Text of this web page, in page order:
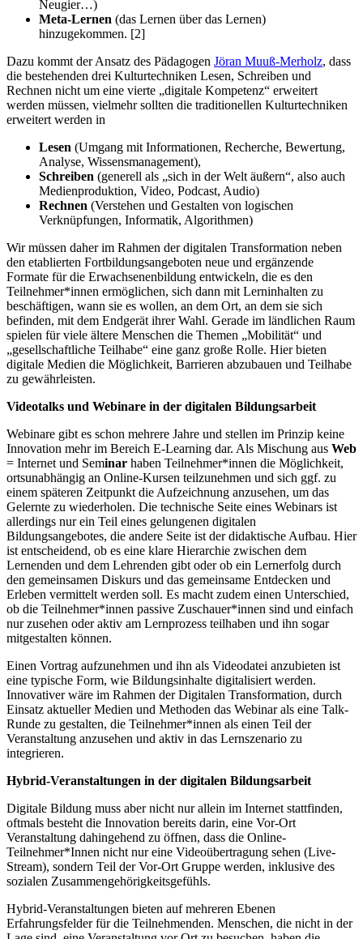
Neugier…)
Meta-Lernen (das Lernen über das Lernen)
hinzugekommen. [2]
Dazu kommt der Ansatz des Pädagogen Jöran Muuß-Merholz, dass
die bestehenden drei Kulturtechniken Lesen, Schreiben und
Rechnen nicht um eine vierte „digitale Kompetenz“ erweitert
werden müssen, vielmehr sollten die traditionellen Kulturtechniken
erweitert werden in
Lesen (Umgang mit Informationen, Recherche, Bewertung,
Analyse, Wissensmanagement),
Schreiben (generell als „sich in der Welt äußern“, also auch
Medienproduktion, Video, Podcast, Audio)
Rechnen (Verstehen und Gestalten von logischen
Verknüpfungen, Informatik, Algorithmen)
Wir müssen daher im Rahmen der digitalen Transformation neben
den etablierten Fortbildungsangeboten neue und ergänzende
Formate für die Erwachsenenbildung entwickeln, die es den
Teilnehmer*innen ermöglichen, sich dann mit Lerninhalten zu
beschäftigen, wann sie es wollen, an dem Ort, an dem sie sich
befinden, mit dem Endgerät ihrer Wahl. Gerade im ländlichen Raum
spielen für viele ältere Menschen die Themen „Mobilität“ und
„gesellschaftliche Teilhabe“ eine ganz große Rolle. Hier bieten
digitale Medien die Möglichkeit, Barrieren abzubauen und Teilhabe
zu gewährleisten.
Videotalks und Webinare in der digitalen Bildungsarbeit
Webinare gibt es schon mehrere Jahre und stellen im Prinzip keine
Innovation mehr im Bereich E-Learning dar. Als Mischung aus Web
= Internet und Seminar haben Teilnehmer*innen die Möglichkeit,
ortsunabhängig an Online-Kursen teilzunehmen und sich ggf. zu
einem späteren Zeitpunkt die Aufzeichnung anzusehen, um das
Gelernte zu wiederholen. Die technische Seite eines Webinars ist
allerdings nur ein Teil eines gelungenen digitalen
Bildungsangebotes, die andere Seite ist der didaktische Aufbau. Hier
ist entscheidend, ob es eine klare Hierarchie zwischen dem
Lernenden und dem Lehrenden gibt oder ob ein Lernerfolg durch
den gemeinsamen Diskurs und das gemeinsame Entdecken und
Erleben vermittelt werden soll. Es macht zudem einen Unterschied,
ob die Teilnehmer*innen passive Zuschauer*innen sind und einfach
nur zusehen oder aktiv am Lernprozess teilhaben und ihn sogar
mitgestalten können.
Einen Vortrag aufzunehmen und ihn als Videodatei anzubieten ist
eine typische Form, wie Bildungsinhalte digitalisiert werden.
Innovativer wäre im Rahmen der Digitalen Transformation, durch
Einsatz aktueller Medien und Methoden das Webinar als eine Talk-
Runde zu gestalten, die Teilnehmer*innen als einen Teil der
Veranstaltung anzusehen und aktiv in das Lernszenario zu
integrieren.
Hybrid-Veranstaltungen in der digitalen Bildungsarbeit
Digitale Bildung muss aber nicht nur allein im Internet stattfinden,
oftmals besteht die Innovation bereits darin, eine Vor-Ort
Veranstaltung dahingehend zu öffnen, dass die Online-
Teilnehmer*Innen nicht nur eine Videoübertragung sehen (Live-
Stream), sondern Teil der Vor-Ort Gruppe werden, inklusive des
sozialen Zusammengehörigkeitsgefühls.
Hybrid-Veranstaltungen bieten auf mehreren Ebenen
Erfahrungsfelder für die Teilnehmenden. Menschen, die nicht in der